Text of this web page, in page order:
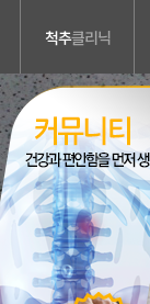
척추클리닉
허리디스크
목디스크
척추관 협착증
척추분리증 &
척추전방전위증
척추수술후유증